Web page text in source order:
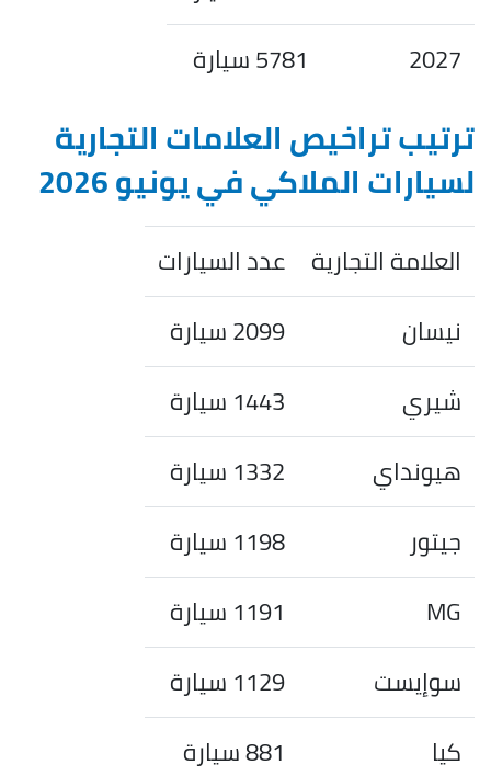
2027
5781 سيارة
ترتيب تراخيص العلامات التجارية
لسيارات الملاكي في يونيو 2026
العلامة التجارية عدد السيارات
نيسان
2099 سيارة
شيري
1443 سيارة
هيونداي
1332 سيارة
جيتور
1198 سيارة
MG
1191 سيارة
سوإيست
1129 سيارة
كيا
881 سيارة